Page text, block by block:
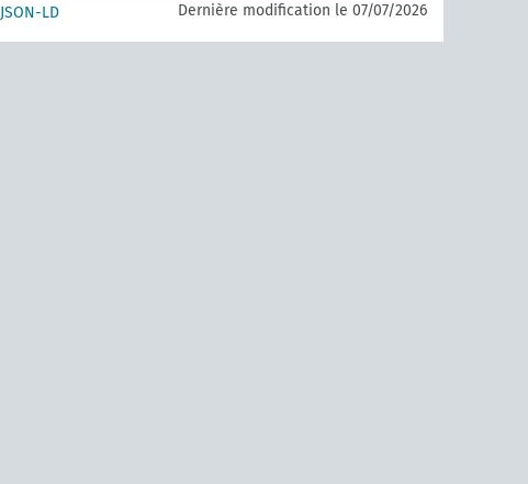
JSON-LD Dernière modification le 07/07/2026